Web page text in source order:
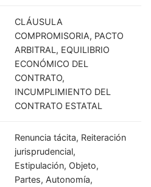
CLÁUSULA
COMPROMISORIA, PACTO
ARBITRAL, EQUILIBRIO
ECONÓMICO DEL
CONTRATO,
INCUMPLIMIENTO DEL
CONTRATO ESTATAL
Renuncia tácita, Reiteración
jurisprudencial,
Estipulación, Objeto,
Partes, Autonomía,